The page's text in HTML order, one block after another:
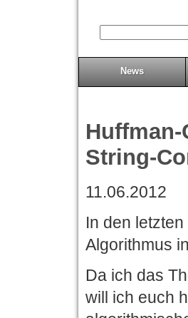
News
String-
11.06.2012
In den
Algorithmus
Da ich das
will ich euch